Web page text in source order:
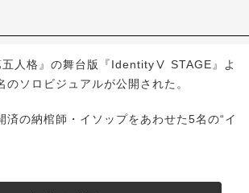
格』の舞台版『IdentityⅤ STAGE』よ
のソロビジュアルが公開された。
の納棺師・イソップをあわせた5名の“イ